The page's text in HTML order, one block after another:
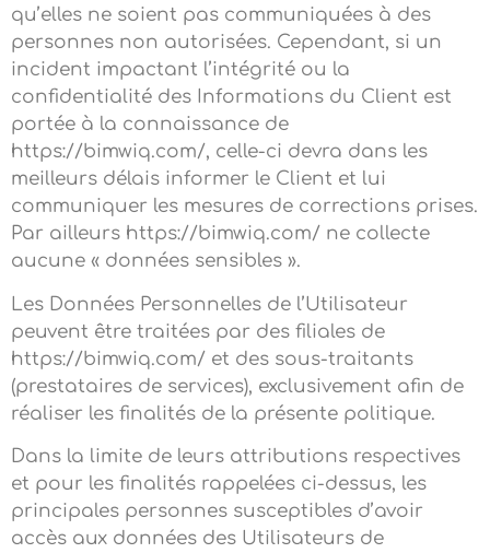
qu’elles ne soient pas communiquées à des
personnes non autorisées. Cependant, si un
incident impactant l’intégrité ou la
confidentialité des Informations du Client est
portée à la connaissance de
https://bimwiq.com/, celle-ci devra dans les
meilleurs délais informer le Client et lui
communiquer les mesures de corrections prises.
Par ailleurs https://bimwiq.com/ ne collecte
aucune « données sensibles ».
Les Données Personnelles de l’Utilisateur
peuvent être traitées par des filiales de
https://bimwiq.com/ et des sous-traitants
(prestataires de services), exclusivement afin de
réaliser les finalités de la présente politique.
Dans la limite de leurs attributions respectives
et pour les finalités rappelées ci-dessus, les
principales personnes susceptibles d’avoir
accès aux données des Utilisateurs de